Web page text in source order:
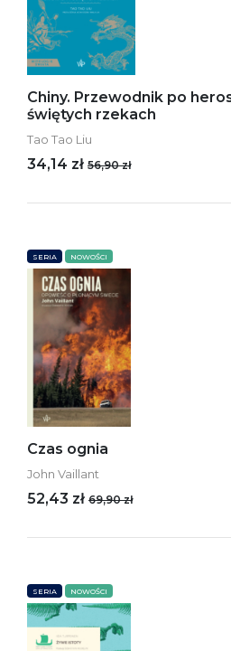
Chiny. Przewodnik po
świętych rzekach
Tao Tao Liu
34,14 zł 56,90 zł
SERIA NOWOŚCI
Czas ognia
John Vaillant
52,43 zł 69,90 zł
SERIA NOWOŚCI